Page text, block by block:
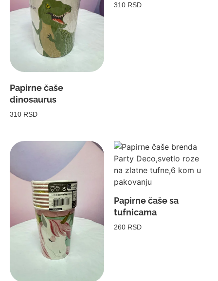
Papirne čaše
dinosaurus
310 RSD
310 RSD
Papirne čaše sa
tufnicama
260 RSD